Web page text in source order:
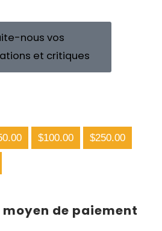
nous vos
et critiques
$100.00 $250.00
de paiement